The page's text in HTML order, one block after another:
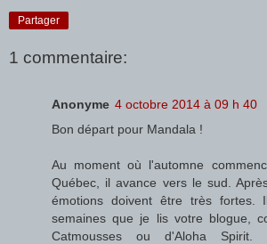
Partager
1 commentaire:
Anonyme 4 octobre 2014 à 09 h 40
Bon départ pour Mandala !
Au moment où l'automne
Québec, il avance vers le sud.
émotions doivent être très fortes.
semaines que je lis votre blogue,
Catmousses ou d'Aloha Spirit.